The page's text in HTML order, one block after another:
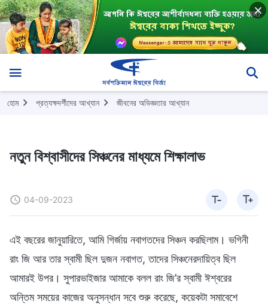
হোম প্রত্যক্ষদর্শীদের আখ্যান জীবনের অভিজ্ঞতার আখ্যান
নতুন বিশ্বাসীদের সিঞ্চনের মাধ্যমে শিক্ষালাভ
04-09-2023
এই বছরের জানুয়ারিতে, আমি গির্জায় নবাগতদের সিঞ্চন করছিলাম। ভগিনী
রাং জি আর তার স্বামী ছিল দুজন নবাগত, তাদের সিঞ্চনেরদায়িত্ব ছিল
আমারই উপর। সুপারভাইজার আমাকে বলল রাং জি’র স্বামী ঈশ্বরের
অন্তিম সময়ের কাজের অনুসন্ধান সবে শুরু করেছে, কয়েকটা সমাবেশে